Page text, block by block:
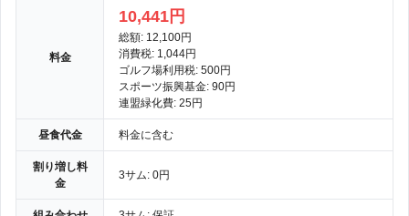
料金
10,441円
総額: 12,100円
消費税: 1,044円
ゴルフ場利用税: 500円
スポーツ振興基金: 90円
連盟緑化費: 25円
昼食代金 料金に含む
割り増し料
金
3サム: 0円